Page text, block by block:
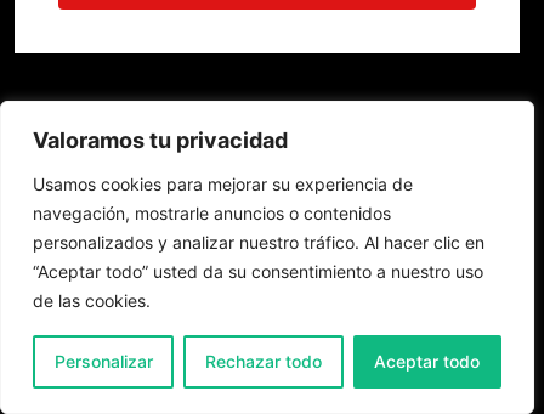
Valoramos tu privacidad
Usamos cookies para mejorar su experiencia de
navegación, mostrarle anuncios o contenidos
personalizados y analizar nuestro tráfico. Al hacer clic en
“Aceptar todo” usted da su consentimiento a nuestro uso
de las cookies.
Personalizar Rechazar todo Aceptar todo